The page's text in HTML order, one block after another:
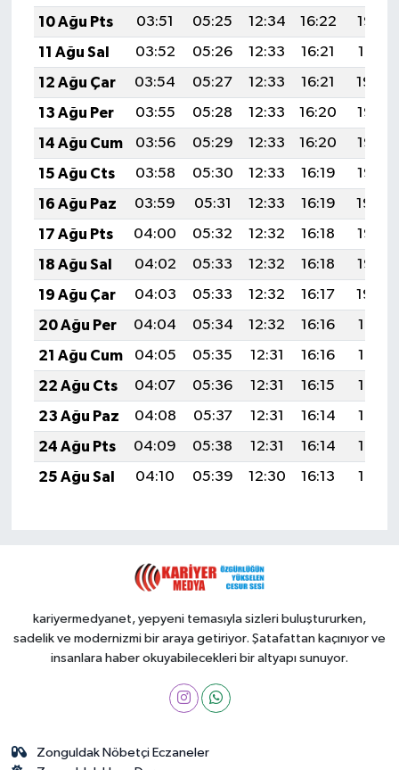
10 Ağu Pts
03:51 05:25 12:34 16:22
19:32
11 Ağu Sal
03:52 05:26 12:33 16:21
19:31
12 Ağu Çar
03:54 05:27 12:33 16:21
19:29
13 Ağu Per
03:55 05:28 12:33 16:20
19:28
14 Ağu Cum
03:56 05:29 12:33 16:20
19:27
15 Ağu Cts
03:58 05:30 12:33 16:19
19:26
16 Ağu Paz
03:59 05:31 12:33 16:19
19:24
17 Ağu Pts
04:00 05:32 12:32 16:18
19:23
18 Ağu Sal
04:02 05:33 12:32 16:18
19:22
19 Ağu Çar
04:03 05:33 12:32 16:17
19:20
20 Ağu Per
04:04 05:34 12:32 16:16
19:19
21 Ağu Cum
04:05 05:35 12:31 16:16
19:18
22 Ağu Cts
04:07 05:36 12:31 16:15
19:16
23 Ağu Paz
04:08 05:37 12:31 16:14
19:15
24 Ağu Pts
04:09 05:38 12:31 16:14
19:13
25 Ağu Sal
04:10 05:39 12:30 16:13 19:12
kariyermedyanet, yepyeni temasıyla sizleri buluştururken,
sadelik ve modernizmi bir araya getiriyor. Şatafattan kaçınıyor ve
insanlara haber okuyabilecekleri bir altyapı sunuyor.
Zonguldak Nöbetçi Eczaneler